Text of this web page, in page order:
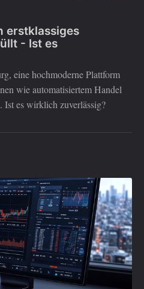
erstklassiges
- Ist es
eine hochmoderne Plattform
wie automatisiertem Handel
Ist es wirklich zuverlässig?